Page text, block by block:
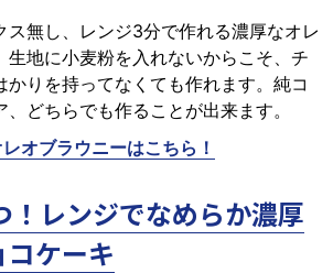
ス無し、レンジ3分で作れる濃厚なオレ
生地に小麦粉を入れないからこそ、チ
かりを持ってなくても作れます。純コ
どちらでも作ることが出来ます。
オブラウニーはこちら！
レンジでなめらか濃厚
コケーキ